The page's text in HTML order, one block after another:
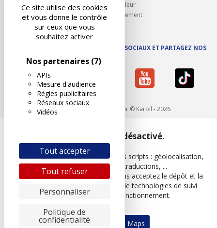
Ce site utilise des cookies
et vous donne le contrôle
sur ceux que vous
souhaitez activer
Nos partenaires (7)
APIs
Mesure d'audience
Régies publicitaires
Réseaux sociaux
Vidéos
Tout accepter
Tout refuser
Personnaliser
Politique de
confidentialité
Devenez contrôleur
Carrières et recrutement
SUIVEZ AUTOVISION SUR LES RÉSEAUX SOCIAUX ET PARTAGEZ NOS
ACTUS
Mentions légales - Réalisé par © Karoil - 2026
Google Maps est désactivé.
Les APIs permettent de charger des scripts : géolocalisation,
moteurs de recherche, traductions, ...
En autorisant ces services tiers, vous acceptez le dépôt et la
lecture de cookies et l'utilisation de technologies de suivi
nécessaires à leur bon fonctionnement.
Autoriser Google Maps